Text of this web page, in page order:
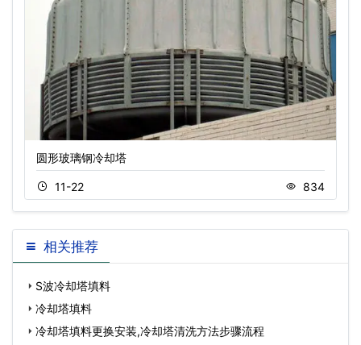
圆形玻璃钢冷却塔
11-22 834
相关推荐
S波冷却塔填料
冷却塔填料
冷却塔填料更换安装,冷却塔清洗方法步骤流程